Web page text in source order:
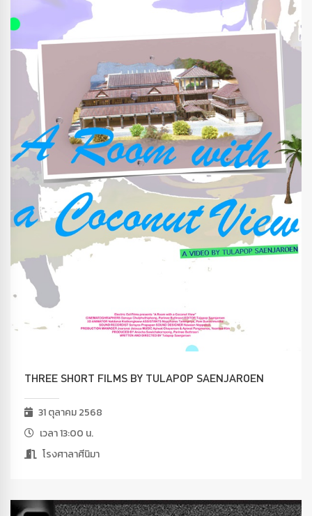
THREE SHORT FILMS BY TULAPOP SAENJAROEN
31 ตุลาคม 2568
เวลา 13:00 น.
โรงศาลาศีนิมา